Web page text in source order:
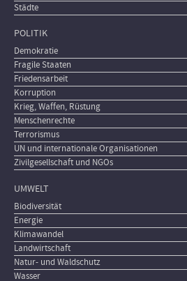
Städte
POLITIK
Demokratie
Fragile Staaten
Friedensarbeit
Korruption
Krieg, Waffen, Rüstung
Menschenrechte
Terrorismus
UN und internationale Organisationen
Zivilgesellschaft und NGOs
UMWELT
Biodiversität
Energie
Klimawandel
Landwirtschaft
Natur- und Waldschutz
Wasser